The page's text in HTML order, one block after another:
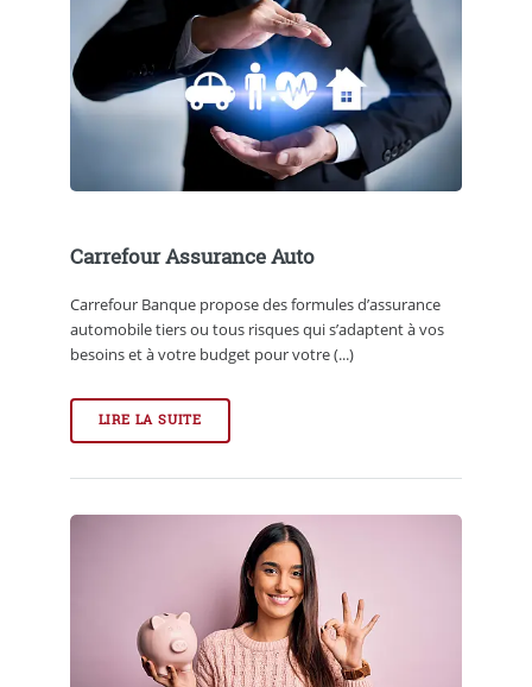
Carrefour Assurance Auto
Carrefour Banque propose des formules d’assurance
automobile tiers ou tous risques qui s’adaptent à vos
besoins et à votre budget pour votre (...)
LIRE LA SUITE